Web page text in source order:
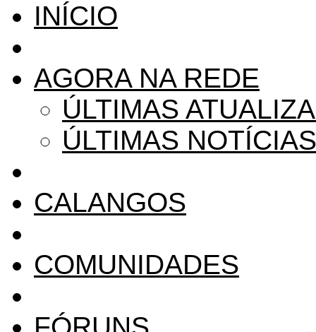
INÍCIO
AGORA NA REDE
ÚLTIMAS
ÚLTIMAS NOTÍCIAS
CALANGOS
COMUNIDADES